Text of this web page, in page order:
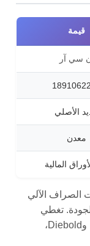
قيمة
سي آر
الأصلي
معدن
المالية
الصراف الآلي
تغطي
خبرتنا العلامات التجارية الكبرى مثل NCR، وDiebold،